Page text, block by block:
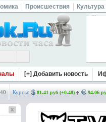
Происшествия Культура
[+] Добавить новость
40 Курсы: 81.41 руб (+0.48) 94.06